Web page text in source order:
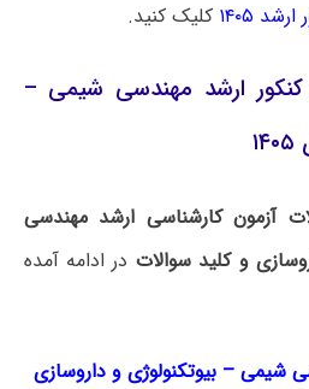
۱۴۰۵ کلیک کنید.
کنکور ارشد مهندسی شیمی –
آزمون کارشناسی ارشد مهندسی
و کلید سوالات در ادامه آمده
شیمی – بیوتکنولوژی و داروسازی